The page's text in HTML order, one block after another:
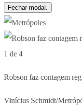
Fechar modal.
1 de 4
Robson faz contagem
Vinícius Schmidt/